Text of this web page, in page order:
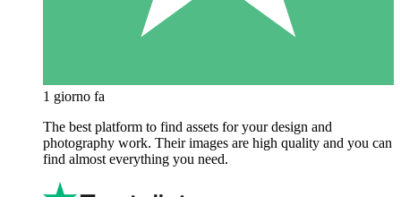
1 giorno fa
The best platform to find assets for your design and
photography work. Their images are high quality and you can
find almost everything you need.